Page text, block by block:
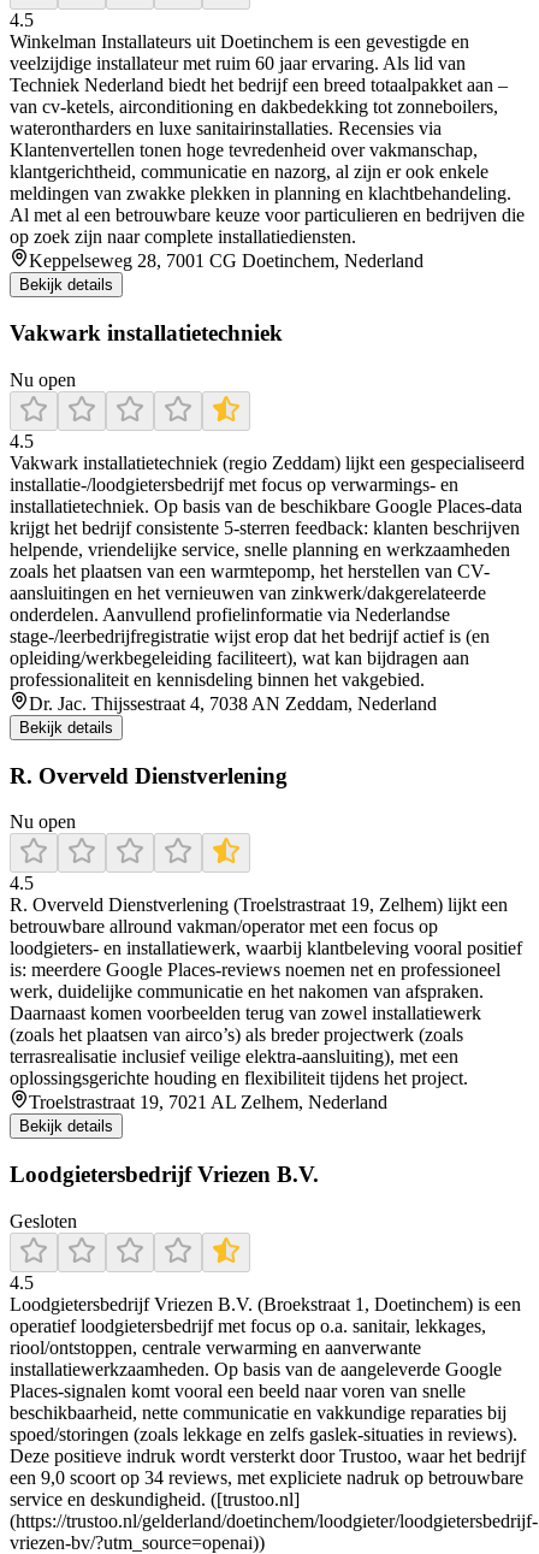
4.5
Winkelman Installateurs uit Doetinchem is een gevestigde en
veelzijdige installateur met ruim 60 jaar ervaring. Als lid van
Techniek Nederland biedt het bedrijf een breed totaalpakket aan –
van cv-ketels, airconditioning en dakbedekking tot zonneboilers,
waterontharders en luxe sanitairinstallaties. Recensies via
Klantenvertellen tonen hoge tevredenheid over vakmanschap,
klantgerichtheid, communicatie en nazorg, al zijn er ook enkele
meldingen van zwakke plekken in planning en klachtbehandeling.
Al met al een betrouwbare keuze voor particulieren en bedrijven die
op zoek zijn naar complete installatiediensten.
Keppelseweg 28, 7001 CG Doetinchem, Nederland
Bekijk details
Vakwark installatietechniek
Nu open
4.5
Vakwark installatietechniek (regio Zeddam) lijkt een gespecialiseerd
installatie-/loodgietersbedrijf met focus op verwarmings- en
installatietechniek. Op basis van de beschikbare Google Places-data
krijgt het bedrijf consistente 5-sterren feedback: klanten beschrijven
helpende, vriendelijke service, snelle planning en werkzaamheden
zoals het plaatsen van een warmtepomp, het herstellen van CV-
aansluitingen en het vernieuwen van zinkwerk/dakgerelateerde
onderdelen. Aanvullend profielinformatie via Nederlandse
stage-/leerbedrijfregistratie wijst erop dat het bedrijf actief is (en
opleiding/werkbegeleiding faciliteert), wat kan bijdragen aan
professionaliteit en kennisdeling binnen het vakgebied.
Dr. Jac. Thijssestraat 4, 7038 AN Zeddam, Nederland
Bekijk details
R. Overveld Dienstverlening
Nu open
4.5
R. Overveld Dienstverlening (Troelstrastraat 19, Zelhem) lijkt een
betrouwbare allround vakman/operator met een focus op
loodgieters- en installatiewerk, waarbij klantbeleving vooral positief
is: meerdere Google Places-reviews noemen net en professioneel
werk, duidelijke communicatie en het nakomen van afspraken.
Daarnaast komen voorbeelden terug van zowel installatiewerk
(zoals het plaatsen van airco’s) als breder projectwerk (zoals
terrasrealisatie inclusief veilige elektra-aansluiting), met een
oplossingsgerichte houding en flexibiliteit tijdens het project.
Troelstrastraat 19, 7021 AL Zelhem, Nederland
Bekijk details
Loodgietersbedrijf Vriezen B.V.
Gesloten
4.5
Loodgietersbedrijf Vriezen B.V. (Broekstraat 1, Doetinchem) is een
operatief loodgietersbedrijf met focus op o.a. sanitair, lekkages,
riool/ontstoppen, centrale verwarming en aanverwante
installatiewerkzaamheden. Op basis van de aangeleverde Google
Places-signalen komt vooral een beeld naar voren van snelle
beschikbaarheid, nette communicatie en vakkundige reparaties bij
spoed/storingen (zoals lekkage en zelfs gaslek-situaties in reviews).
Deze positieve indruk wordt versterkt door Trustoo, waar het bedrijf
een 9,0 scoort op 34 reviews, met expliciete nadruk op betrouwbare
service en deskundigheid. ([trustoo.nl]
(https://trustoo.nl/gelderland/doetinchem/loodgieter/loodgietersbedrijf-
vriezen-bv/?utm_source=openai))